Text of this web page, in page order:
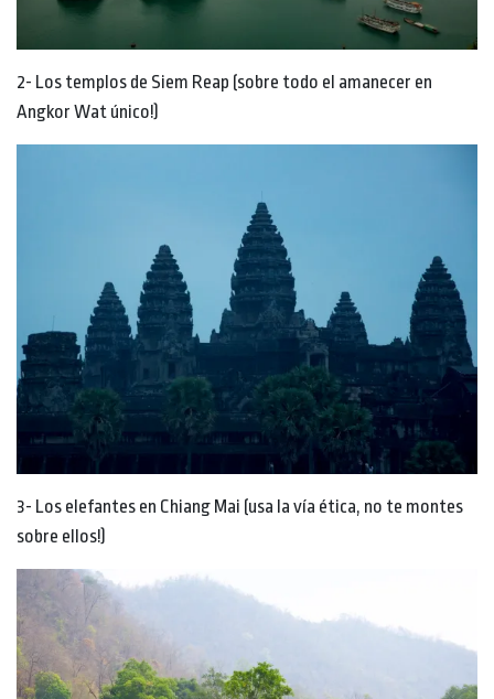
2- Los templos de Siem Reap (sobre todo el amanecer en
Angkor Wat único!)
3- Los elefantes en Chiang Mai (usa la vía ética, no te montes
sobre ellos!)